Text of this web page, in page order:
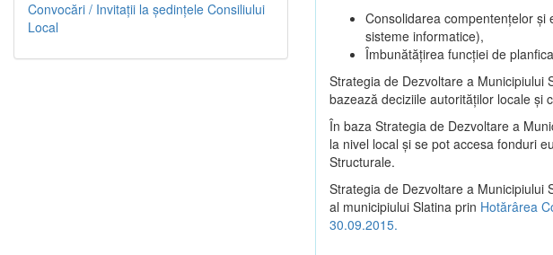
Consolidarea compentenţelor şi
sisteme informatice),
Îmbunătăţirea funcţiei de
Strategia de Dezvoltare a Municipiului
bazează deciziile autorităţilor locale şi
În baza Strategia de Dezvoltare a
la nivel local şi se pot accesa fonduri
Structurale.
Strategia de Dezvoltare a Municipiului
al municipiului Slatina prin Hotărârea
30.09.2015.
Convocări / Invitaţii la şedinţele Consiliului
Local